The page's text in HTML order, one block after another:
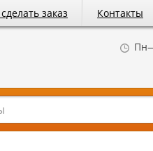
заказ Контакты